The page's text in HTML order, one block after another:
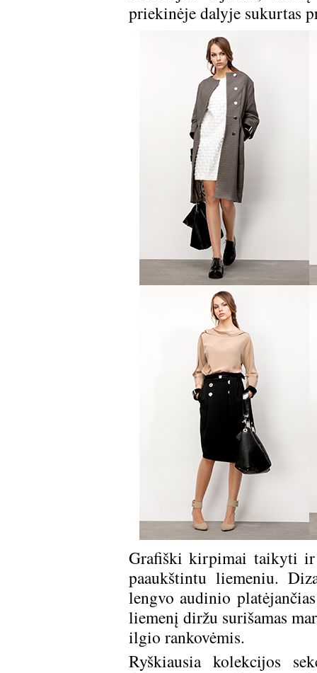
priekinėje dalyje sukurtas
Grafiški kirpimai taikyti ir
paaukštintu liemeniu.
lengvo audinio
liemenį diržu surišamas
ilgio rankovėmis.
Ryškiausia kolekcijos